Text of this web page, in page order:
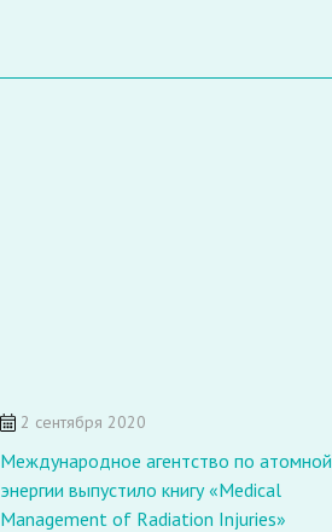
2 сентября 2020
Международное агентство по атомной
энергии выпустило книгу «Medical
Management of Radiation Injuries»